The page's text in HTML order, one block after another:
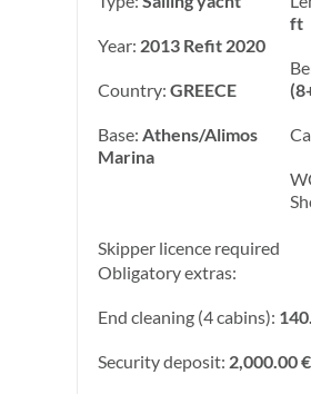
Year: 2013 Refit 2020
Country: GREECE
Base: Athens/Alimos
Marina
ft
Skipper licence required
Obligatory extras:
End cleaning (4 cabins):
Security deposit: 2,000.00 €